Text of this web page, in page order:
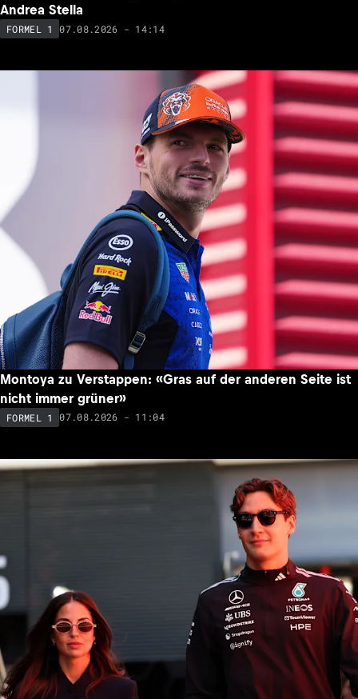
Andrea Stella
FORMEL 1 07.08.2026 - 14:14
Montoya zu Verstappen: «Gras auf der anderen Seite ist
nicht immer grüner»
FORMEL 1 07.08.2026 - 11:04